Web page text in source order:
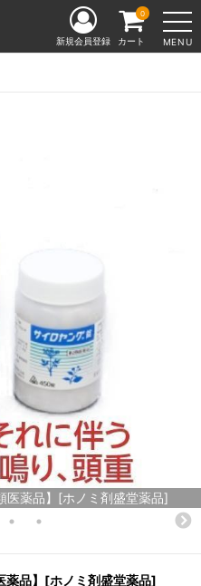
MENU
新規会員登録 カート
0
薬品】[ホノミ剤盛堂薬品]
薬品】[ホノミ剤盛堂薬品]